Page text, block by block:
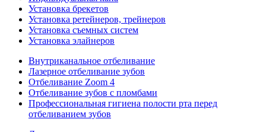
Установка брекетов
Установка ретейнеров, трейнеров
Установка съемных систем
Установка элайнеров
Внутриканальное отбеливание
Лазерное отбеливание зубов
Отбеливание Zoom 4
Отбеливание зубов с пломбами
Профессиональная гигиена полости рта перед
отбеливанием зубов